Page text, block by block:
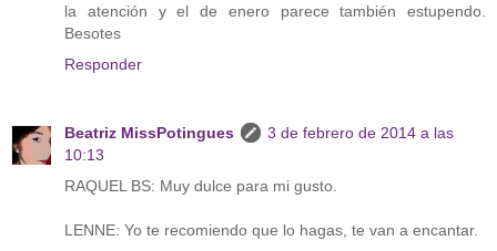
la atención y el de enero parece también estupendo.
Besotes
Responder
Beatriz MissPotingues
3 de febrero de 2014 a las
10:13
RAQUEL BS: Muy dulce para mi gusto.
LENNE: Yo te recomiendo que lo hagas, te van a encantar.